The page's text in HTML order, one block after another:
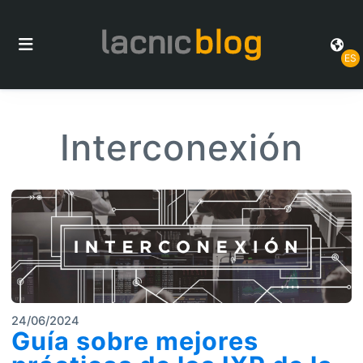
ES
Interconexión
24/06/2024
Guía sobre mejores